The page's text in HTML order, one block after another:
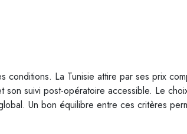
conditions. La Tunisie attire par ses prix
son suivi post-opératoire accessible. Le
Un bon équilibre entre ces critères